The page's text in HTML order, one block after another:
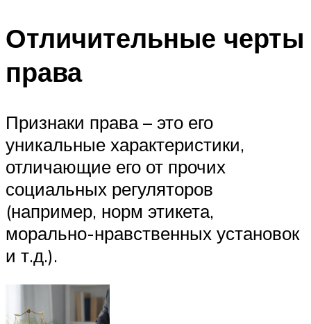
Отличительные черты
права
Признаки права – это его
уникальные характеристики,
отличающие его от прочих
социальных регуляторов
(например, норм этикета,
морально-нравственных установок
и т.д.).